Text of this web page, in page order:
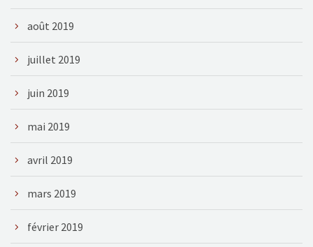
août 2019
juillet 2019
juin 2019
mai 2019
avril 2019
mars 2019
février 2019